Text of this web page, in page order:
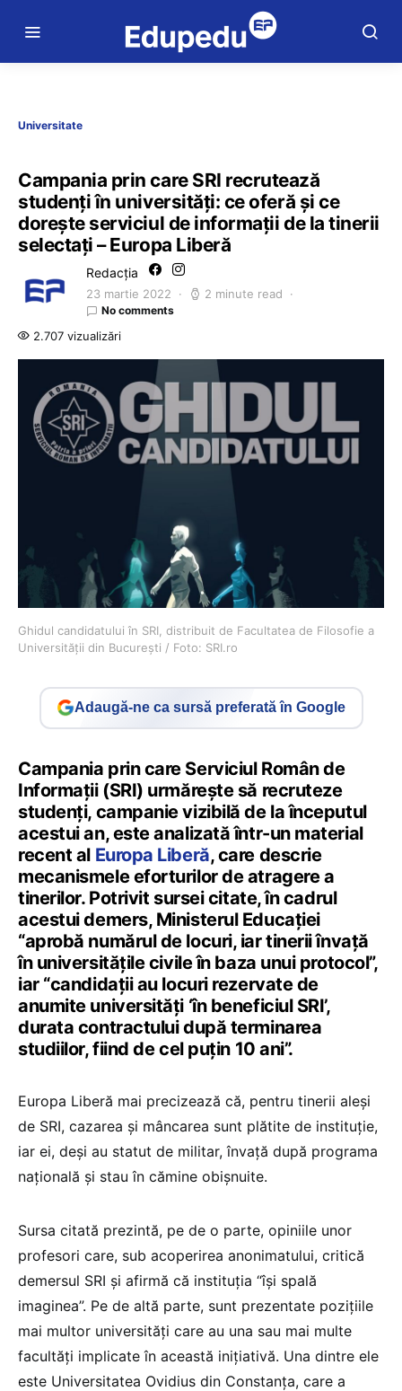
Universitate
Campania prin care SRI recrutează
studenți în universități: ce oferă și ce
dorește serviciul de informații de la tinerii
selectați – Europa Liberă
Redacția
23 martie 2022 2 minute read
No comments
2.707 vizualizări
Ghidul candidatului în SRI, distribuit de Facultatea de Filosofie a
Universității din București / Foto: SRI.ro
Adaugă-ne ca sursă preferată în Google
Campania prin care Serviciul Român de
Informații (SRI) urmărește să recruteze
studenți, campanie vizibilă de la începutul
acestui an, este analizată într-un material
recent al Europa Liberă, care descrie
mecanismele eforturilor de atragere a
tinerilor. Potrivit sursei citate, în cadrul
acestui demers, Ministerul Educației
“aprobă numărul de locuri, iar tinerii învață
în universitățile civile în baza unui protocol”,
iar “candidații au locuri rezervate de
anumite universități ‘în beneficiul SRI’,
durata contractului după terminarea
studiilor, fiind de cel puțin 10 ani”.
Europa Liberă mai precizează că, pentru tinerii aleși
de SRI, cazarea și mâncarea sunt plătite de instituție,
iar ei, deși au statut de militar, învață după programa
națională și stau în cămine obișnuite.
Sursa citată prezintă, pe de o parte, opiniile unor
profesori care, sub acoperirea anonimatului, critică
demersul SRI și afirmă că instituția “își spală
imaginea”. Pe de altă parte, sunt prezentate pozițiile
mai multor universități care au una sau mai multe
facultăți implicate în această inițiativă. Una dintre ele
este Universitatea Ovidius din Constanța, care a